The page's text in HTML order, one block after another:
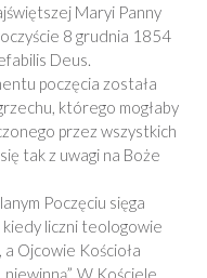
Maryi Panny
8 grudnia 1854
Deus.
poczęcia została
którego mogłaby
przez wszystkich
tak z uwagi na Boże
Poczęciu sięga
liczni teologowie
Ojcowie Kościoła
W Kościele